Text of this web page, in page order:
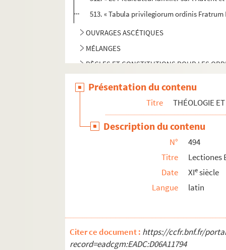
513. « Tabula privilegiorum ordinis
OUVRAGES ASCÉTIQUES
MÉLANGES
RÈGLES ET CONSTITUTIONS POUR LES
NOBLESSE ET GÉNÉALOGIES
HISTOIRE DE LA VILLE DE DOUAI
DOCUMENTS PROVENANT DE DIVERS
Présentation du contenu
Titre THÉOLOGIE
Description du contenu
N°
494
Titre
Lectiones
Date
XIesiècle
Langue
latin
Citer ce document : https://ccfr.bnf.fr/
record=eadcgm:EADC:D06A11794